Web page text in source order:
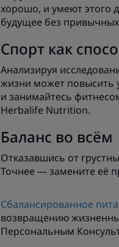
хорошо, и умеют этого
будущее без
Спорт как
Анализируя
жизни может повысить
и занимайтесь
Herbalife Nutrition.
Баланс во всём
Отказавшись от
Точнее — замените её
Сбалансированное
возвращению
Персональным